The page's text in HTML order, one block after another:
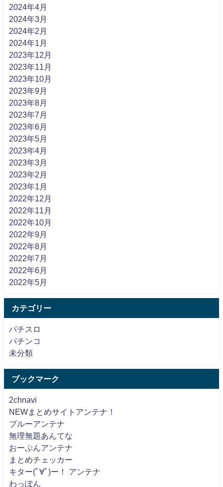
2024年4月
2024年3月
2024年2月
2024年1月
2023年12月
2023年11月
2023年10月
2023年9月
2023年8月
2023年7月
2023年6月
2023年5月
2023年4月
2023年3月
2023年2月
2023年1月
2022年12月
2022年11月
2022年10月
2022年9月
2022年8月
2022年7月
2022年6月
2022年5月
カテゴリー
パチスロ
パチンコ
未分類
ブックマーク
2chnavi
NEWまとめサイトアンテナ！
ブルーアンテナ
無理無題あんてな
おーぷんアンテナ
まとめチェッカー
キター(ﾟ∀ﾟ)ー！ アンテナ
わっぽん